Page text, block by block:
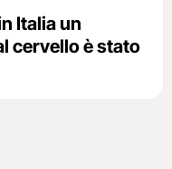
Italia un
cervello è stato